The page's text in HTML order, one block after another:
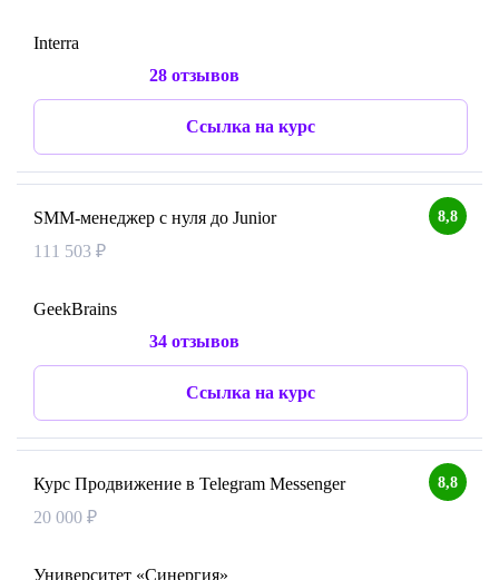
Interra
28 отзывов
Ссылка на курс
8,8
SMM-менеджер с нуля до Junior
111 503 ₽
GeekBrains
34 отзывов
Ссылка на курс
8,8
Курс Продвижение в Telegram Messenger
20 000 ₽
Университет «Синергия»